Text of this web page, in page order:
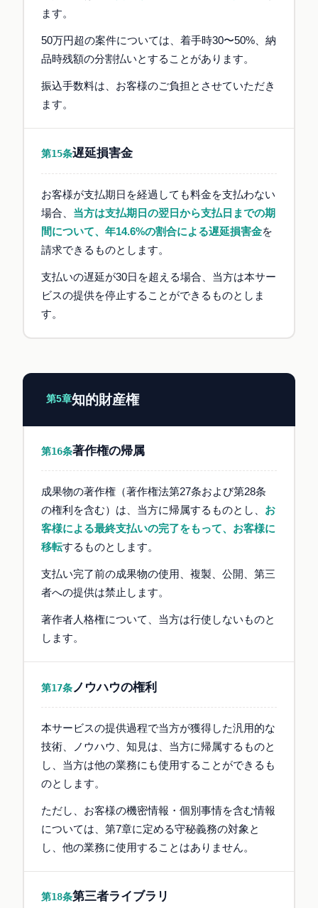
ます。
50万円超の案件については、着手時30〜50%、納
品時残額の分割払いとすることがあります。
振込手数料は、お客様のご負担とさせていただき
ます。
第15条遅延損害金
お客様が支払期日を経過しても料金を支払わない
場合、 当方は支払期日の翌日から支払日までの期
間について、年14.6%の割合による遅延損害金を
請求できるものとします。
支払いの遅延が30日を超える場合、当方は本サー
ビスの提供を停止することができるものとしま
す。
第5章知的財産権
第16条著作権の帰属
成果物の著作権（著作権法第27条および第28条
の権利を含む）は、当方に帰属するものとし、 お
客様による最終支払いの完了をもって、お客様に
移転するものとします。
支払い完了前の成果物の使用、複製、公開、第三
者への提供は禁止します。
著作者人格権について、当方は行使しないものと
します。
第17条 ノウハウの権利
本サービスの提供過程で当方が獲得した汎用的な
技術、ノウハウ、知見は、当方に帰属するものと
し、当方は他の業務にも使用することができるも
のとします。
ただし、お客様の機密情報・個別事情を含む情報
については、第7章に定める守秘義務の対象と
し、他の業務に使用することはありません。
第18条第三者ライブラリ